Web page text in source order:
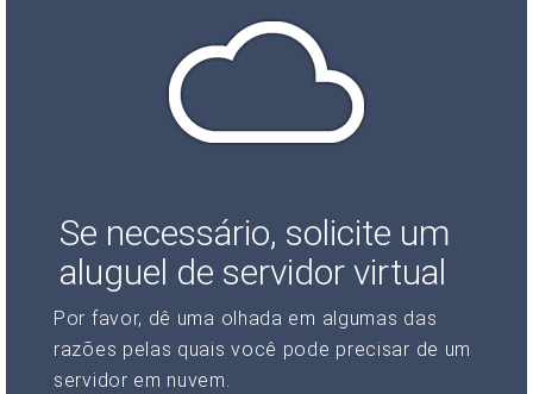
Se necessário, solicite um
aluguel de servidor virtual
Por favor, dê uma olhada em algumas das
razões pelas quais você pode precisar de um
servidor em nuvem.